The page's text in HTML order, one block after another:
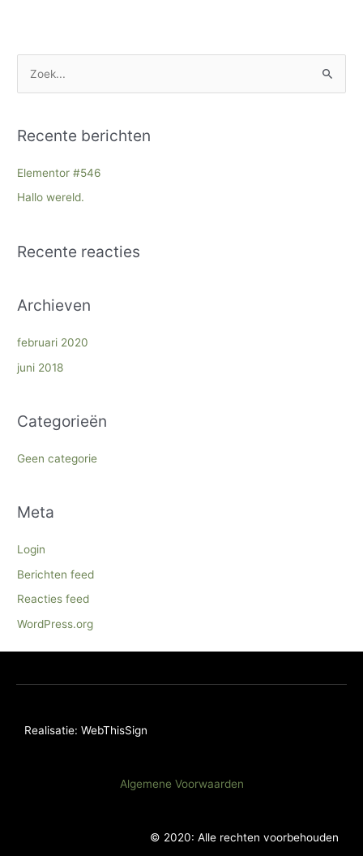
k
:
Recente berichten
Elementor #546
Hallo wereld.
Recente reacties
Archieven
februari 2020
juni 2018
Categorieën
Geen categorie
Meta
Login
Berichten feed
Reacties feed
WordPress.org
Realisatie: WebThisSign
Algemene Voorwaarden
© 2020: Alle rechten voorbehouden